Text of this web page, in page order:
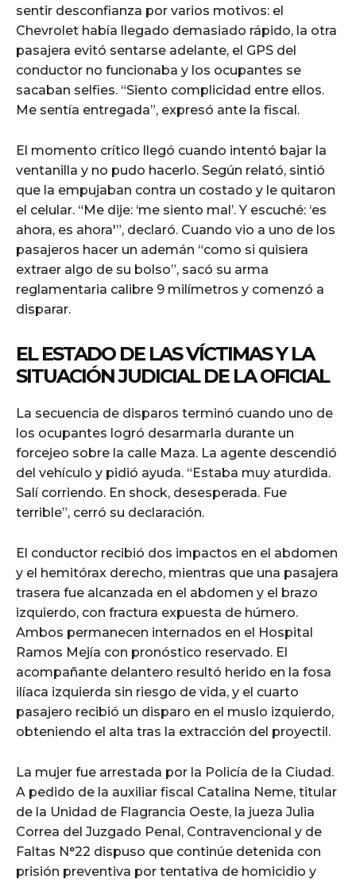
sentir desconfianza por varios motivos: el
Chevrolet había llegado demasiado rápido, la otra
pasajera evitó sentarse adelante, el GPS del
conductor no funcionaba y los ocupantes se
sacaban selfies. “Siento complicidad entre ellos.
Me sentía entregada”, expresó ante la fiscal.
El momento crítico llegó cuando intentó bajar la
ventanilla y no pudo hacerlo. Según relató, sintió
que la empujaban contra un costado y le quitaron
el celular. “Me dije: ‘me siento mal’. Y escuché: ‘es
ahora, es ahora'”, declaró. Cuando vio a uno de los
pasajeros hacer un ademán “como si quisiera
extraer algo de su bolso”, sacó su arma
reglamentaria calibre 9 milímetros y comenzó a
disparar.
EL ESTADO DE LAS VÍCTIMAS Y LA
SITUACIÓN JUDICIAL DE LA OFICIAL
La secuencia de disparos terminó cuando uno de
los ocupantes logró desarmarla durante un
forcejeo sobre la calle Maza. La agente descendió
del vehículo y pidió ayuda. “Estaba muy aturdida.
Salí corriendo. En shock, desesperada. Fue
terrible”, cerró su declaración.
El conductor recibió dos impactos en el abdomen
y el hemitórax derecho, mientras que una pasajera
trasera fue alcanzada en el abdomen y el brazo
izquierdo, con fractura expuesta de húmero.
Ambos permanecen internados en el Hospital
Ramos Mejía con pronóstico reservado. El
acompañante delantero resultó herido en la fosa
ilíaca izquierda sin riesgo de vida, y el cuarto
pasajero recibió un disparo en el muslo izquierdo,
obteniendo el alta tras la extracción del proyectil.
La mujer fue arrestada por la Policía de la Ciudad.
A pedido de la auxiliar fiscal Catalina Neme, titular
de la Unidad de Flagrancia Oeste, la jueza Julia
Correa del Juzgado Penal, Contravencional y de
Faltas N°22 dispuso que continúe detenida con
prisión preventiva por tentativa de homicidio y